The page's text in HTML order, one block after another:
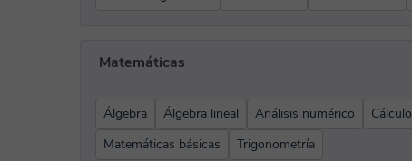
Matemáticas
Álgebra Álgebra lineal Análisis numérico Cálculo
Matemáticas básicas
Trigonometría